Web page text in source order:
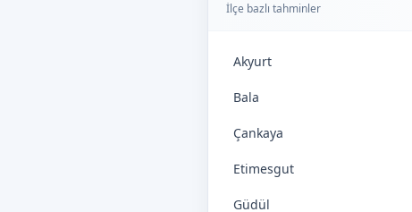
İlçe bazlı tahminler
Akyurt
Bala
Çankaya
Etimesgut
Güdül